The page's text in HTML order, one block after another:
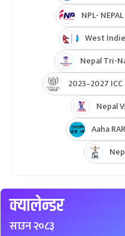
NPL-
West
Nepal Tri-
2023–2027
Nepal
Aaha
क्यालेन्डर
साउन २०८३